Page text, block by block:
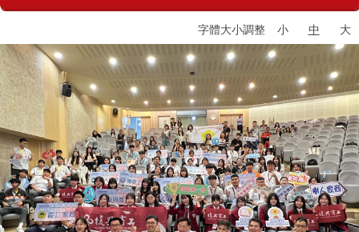
請購系統
檔案下載
字體大小調整 小 中 大